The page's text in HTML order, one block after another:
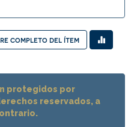
completo del ítem
protegidos por
reservados, a